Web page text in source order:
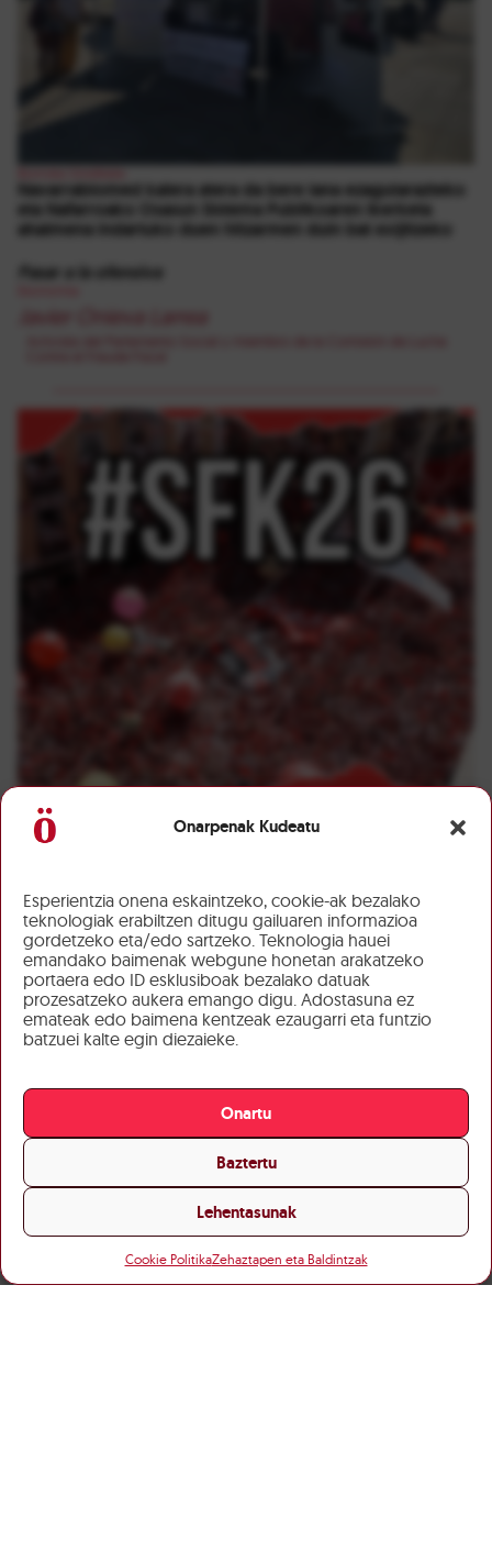
Onarpenak Kudeatu
Esperientzia onena eskaintzeko, cookie-ak bezalako
teknologiak erabiltzen ditugu gailuaren informazioa
gordetzeko eta/edo sartzeko. Teknologia hauei
emandako baimenak webgune honetan arakatzeko
portaera edo ID esklusiboak bezalako datuak
prozesatzeko aukera emango digu. Adostasuna ez
emateak edo baimena kentzeak ezaugarri eta funtzio
batzuei kalte egin diezaieke.
Onartu
Baztertu
Lehentasunak
Cookie PolitikaZehaztapen eta Baldintzak
Navarrabiomed kalera atera da bere lana ezagutarazteko
eta Nafarroako Osasun Sistema Publikoaren ikerketa
ahalmena indartuko duen hitzarmen duin bat exijitzeko
Pasar a la ofensiva